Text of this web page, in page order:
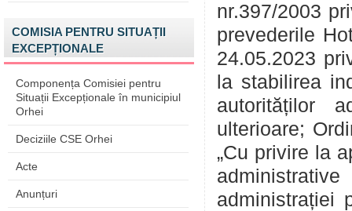
COMISIA PENTRU SITUAȚII
EXCEPȚIONALE
Componența Comisiei pentru
Situații Excepționale în municipiul
Orhei
Deciziile CSE Orhei
Acte
Anunțuri
nr.397/2003
prevederile
24.05.2023
la stabilirea
autorităților
ulterioare;
„Cu privire la
administrației